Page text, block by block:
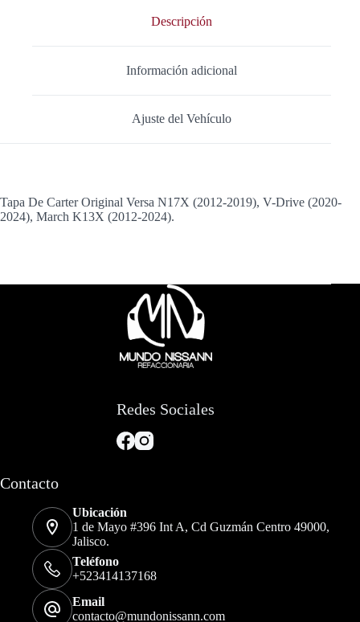
Descripción
Información adicional
Ajuste del Vehículo
Tapa De Carter Original Versa N17X (2012-2019), V-Drive (2020-
2024), March K13X (2012-2024).
Redes Sociales
Contacto
Ubicación
1 de Mayo #396 Int A, Cd Guzmán Centro 49000,
Jalisco.
Teléfono
+523414137168
Email
contacto@mundonissann.com